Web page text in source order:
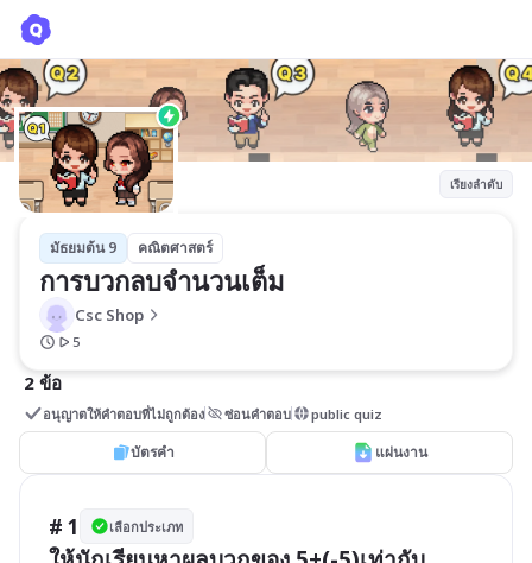
เรียงลำดับ
มัธยมต้น 9 คณิตศาสตร์
การบวกลบจำนวนเต็ม
Csc Shop
5
2 ข้อ
อนุญาตให้คำตอบที่ไม่ถูกต้อง ซ่อนคำตอบ public quiz
บัตรคำ แผ่นงาน
# 1 เลือกประเภท